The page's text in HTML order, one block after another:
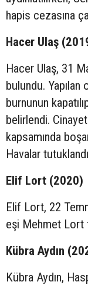
hapis cezasına
Hacer Ulaş
Hacer Ulaş, 31
bulundu. Yapılan
burnunun
belirlendi.
kapsamında
Havalar
Elif Lort (2020)
Elif Lort, 22
eşi Mehmet Lort
Kübra Aydın
Kübra Aydın,